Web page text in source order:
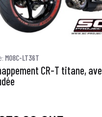
M08C-LT36T
CR-T titane,